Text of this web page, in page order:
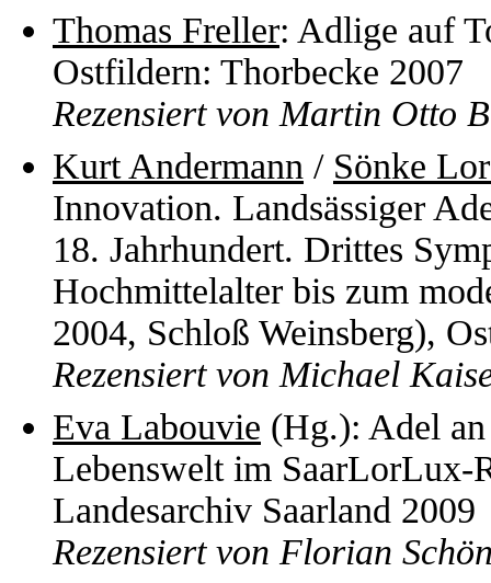
Thomas Freller: Adlige auf
Ostfildern: Thorbecke 2007
Rezensiert von Martin Otto
Kurt Andermann / Sönke
Innovation. Landsässiger
18. Jahrhundert. Drittes
Hochmittelalter bis zum
2004, Schloß Weinsberg),
Rezensiert von Michael
Eva Labouvie (Hg.): Adel
Lebenswelt im SaarLorLux-
Landesarchiv Saarland 2009
Rezensiert von Florian